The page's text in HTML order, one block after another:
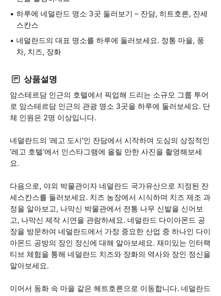
하루에 네덜란드 명소 3곳 둘러보기 – 잔담, 히트호른, 잔세
스칸스
네덜란드의 대표 명소를 하루에 둘러보세요. 정통 마을, 풍
차, 치즈, 장화
상품설명
암스테르담 인근의 호텔에서 픽업해 드리는 소규모 그룹 투어
로 암스테르담 인근의 관광 명소 3곳을 하루에 둘러보세요. 단
체 인원은 2명 이상입니다.
네덜란드의 '레고 도시'인 잔담에서 시작하여 도심의 상징적인
'레고 호텔'에서 인스타그램에 올릴 만한 사진을 촬영해보세
요.
다음으로, 야외 박물관이자 네덜란드 국가유산으로 지정된 잔
세스칸스를 둘러보세요. 치즈 농장에서 시식하며 치즈 제조 과
정을 알아보고, 나막신 박물관에서 전통 나무 신발을 신어보
고, 나막신 제작 시연을 관람하세요. 네덜란드 다이아몬드 공
장을 방문하여 네덜란드에서 가장 중요한 산업 중 하나인 다이
아몬드 공방의 장인 정신에 대해 알아보세요. 재미있는 인터랙
티브 체험을 통해 네덜란드 치즈와 장화의 역사와 장인 정신을
알아보세요.
이어서 동화 속 마을 같은 헤트호른으로 이동합니다. 네덜란드